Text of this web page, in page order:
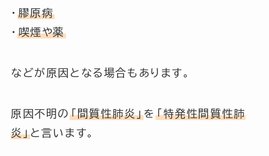
・ 膠原病
・ 喫煙や薬
などが原因となる場合もあります。
原因不明の 「間質性肺炎」を 「特発性間質性肺
炎」 と言います。